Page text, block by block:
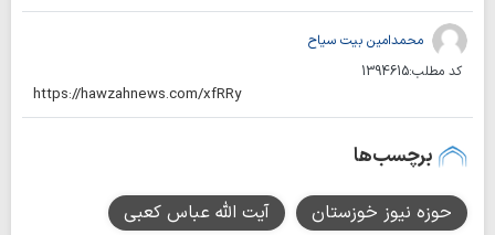
محمدامین بیت سیاح
کد مطلب:1394615
برچسب‌ها
حوزه نیوز خوزستان
آیت الله عباس کعبی